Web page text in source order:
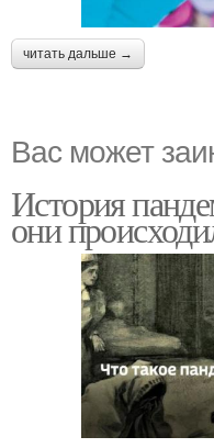
читать дальше →
Вас может
История
они